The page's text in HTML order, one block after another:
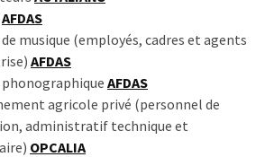
AFDAS
musique (employés, cadres et agents
AFDAS
AFDAS
agricole privé (personnel de
administratif technique et
OPCALIA